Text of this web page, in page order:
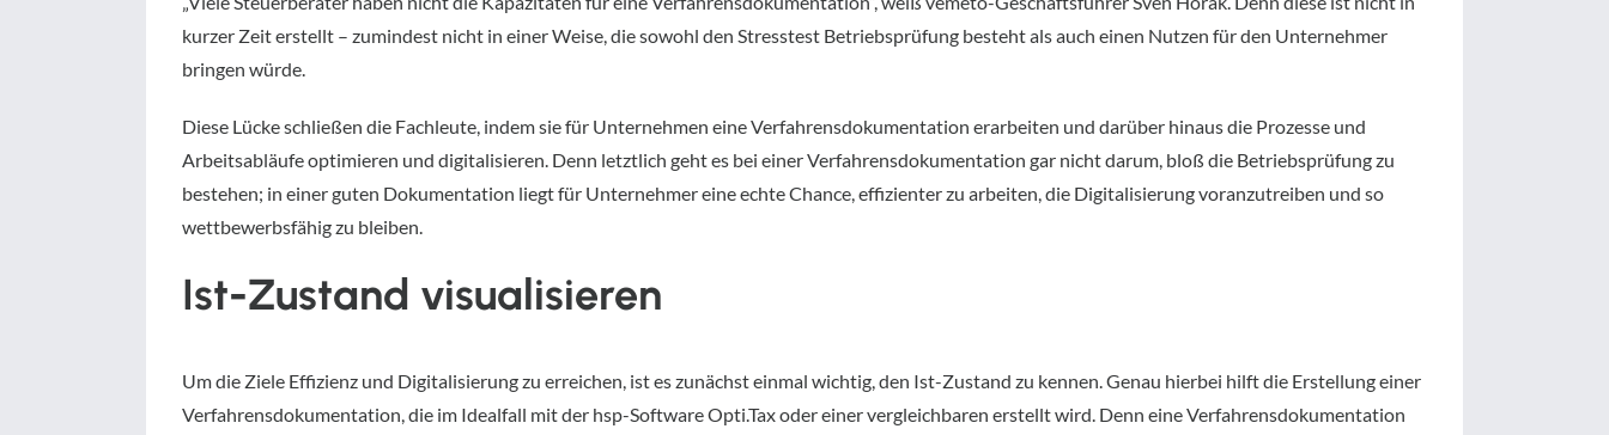
kurzer Zeit erstellt – zumindest nicht in einer Weise, die sowohl den Stresstest Betriebsprüfung besteht als auch einen Nutzen für den Unternehmer
bringen würde.
Diese Lücke schließen die Fachleute, indem sie für Unternehmen eine Verfahrensdokumentation erarbeiten und darüber hinaus die Prozesse und
Arbeitsabläufe optimieren und digitalisieren. Denn letztlich geht es bei einer Verfahrensdokumentation gar nicht darum, bloß die Betriebsprüfung zu
bestehen; in einer guten Dokumentation liegt für Unternehmer eine echte Chance, effizienter zu arbeiten, die Digitalisierung voranzutreiben und so
wettbewerbsfähig zu bleiben.
Ist-Zustand visualisieren
Um die Ziele Effizienz und Digitalisierung zu erreichen, ist es zunächst einmal wichtig, den Ist-Zustand zu kennen. Genau hierbei hilft die Erstellung einer
Verfahrensdokumentation, die im Idealfall mit der hsp-Software Opti.Tax oder einer vergleichbaren erstellt wird. Denn eine Verfahrensdokumentation